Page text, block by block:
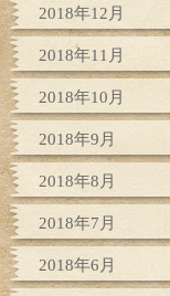
2018年12月
2018年11月
2018年10月
2018年9月
2018年8月
2018年7月
2018年6月